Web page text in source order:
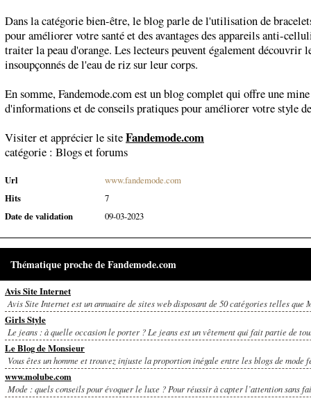
Dans la catégorie bien-être, le blog parle de l'utilisation de
pour améliorer votre santé et des avantages des appareils anti-
traiter la peau d'orange. Les lecteurs peuvent également découvrir
insoupçonnés de l'eau de riz sur leur corps.
En somme, Fandemode.com est un blog complet qui offre une mine
d'informations et de conseils pratiques pour améliorer votre style
Visiter et apprécier le siteFandemode.com
catégorie : Blogs et forums
Url
www.fandemode.com
Hits
7
Date de validation
09-03-2023
Thématique proche de Fandemode.com
Avis Site Internet
Avis Site Internet est un annuaire de sites web disposant de 50 catégories telles que
Girls Style
Le jeans : à quelle occasion le porter ? Le jeans est un vêtement qui fait partie de
Le Blog de Monsieur
Vous êtes un homme et trouvez injuste la proportion inégale entre les blogs de mode
www.molube.com
Mode : quels conseils pour évoquer le luxe ? Pour réussir à capter l’attention sans